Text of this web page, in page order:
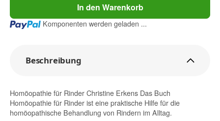
In den Warenkorb
Loading... Komponenten werden geladen ...
Beschreibung
Homöopathie für Rinder Christine Erkens Das Buch
Homöopathie für Rinder ist eine praktische Hilfe für die
homöopathische Behandlung von Rindern im Alltag.